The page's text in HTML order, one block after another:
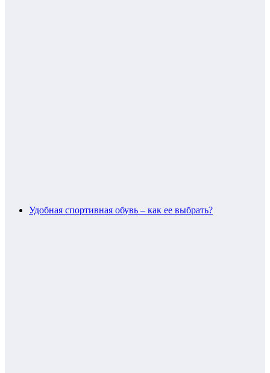
Удобная спортивная обувь – как ее выбрать?